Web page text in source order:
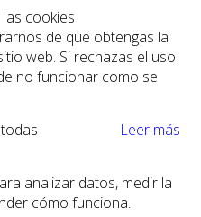
cookies
de que obtengas la
web. Si rechazas el uso
no funcionar como se
Leer más
analizar datos, medir la
cómo funciona.